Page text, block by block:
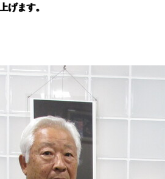
げます。